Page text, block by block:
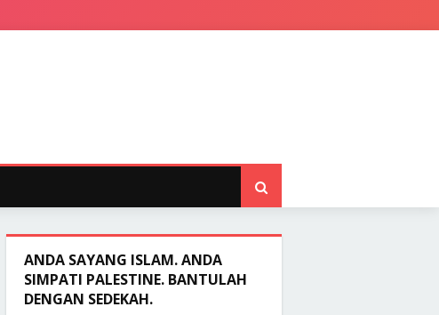
ANDA SAYANG ISLAM. ANDA
SIMPATI PALESTINE. BANTULAH
DENGAN SEDEKAH.